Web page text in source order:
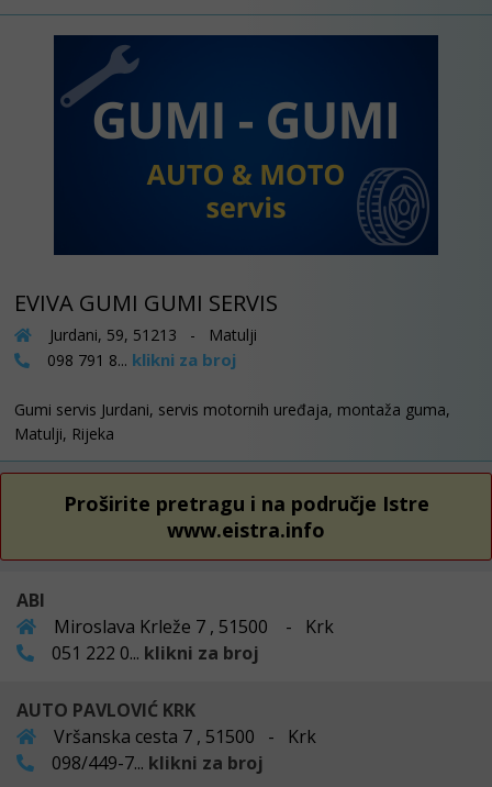
EVIVA GUMI GUMI SERVIS
Jurdani, 59, 51213 - Matulji
098 791 8... klikni za broj
Gumi servis Jurdani, servis motornih uređaja, montaža guma,
Matulji, Rijeka
Proširite pretragu i na područje Istre
www.eistra.info
ABI
Miroslava Krleže 7 , 51500 - Krk
051 222 0... klikni za broj
AUTO PAVLOVIĆ KRK
Vršanska cesta 7 , 51500 - Krk
098/449-7... klikni za broj